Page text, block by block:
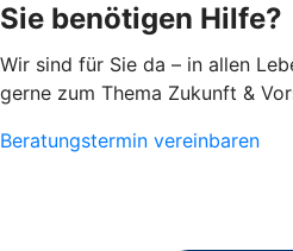
Sie benötigen Hilfe?
Wir sind für Sie da – in allen
gerne zum Thema Zukunft &
Beratungstermin vereinbaren